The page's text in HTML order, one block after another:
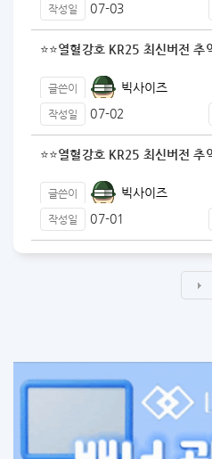
작성일 07-03
⭐⭐열혈강호 KR25 최신버전
글쓴이 빅사이즈
작성일 07-02
⭐⭐열혈강호 KR25 최신버전
글쓴이 빅사이즈
작성일 07-01